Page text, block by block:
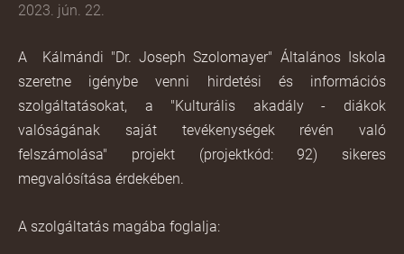
2023. jún. 22.
A Kálmándi "Dr. Joseph Szolomayer" Általános Iskola
szeretne igénybe venni hirdetési és információs
szolgáltatásokat, a "Kulturális akadály - diákok
valóságának saját tevékenységek révén való
felszámolása" projekt (projektkód: 92) sikeres
megvalósítása érdekében.
A szolgáltatás magába foglalja: